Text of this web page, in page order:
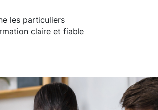
les particuliers
claire et fiable